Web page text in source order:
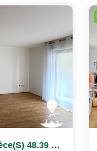
Appartement Nantes 2 Pièce(s) 48.39 M2